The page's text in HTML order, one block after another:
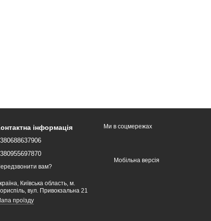
інформація
вам?
Київська область, м.
вул. Привокзальна 21
проїзду
Ми в соцмережах
Мобільна версія